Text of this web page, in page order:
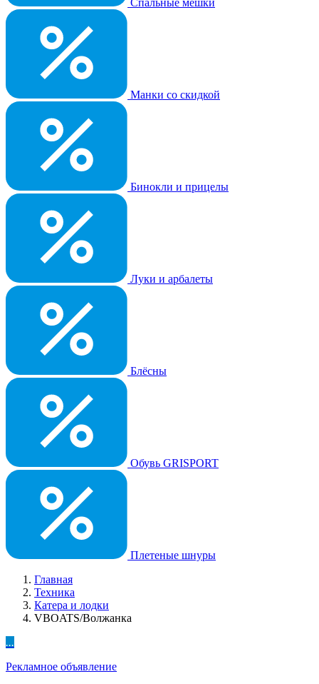
Спальные мешки
Манки со скидкой
Бинокли и прицелы
Луки и арбалеты
Блёсны
Обувь GRISPORT
Плетеные шнуры
Главная
Техника
Катера и лодки
VBOATS/Волжанка
...
Рекламное объявление